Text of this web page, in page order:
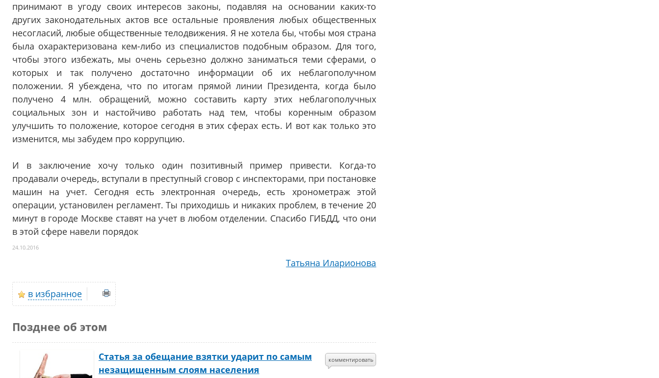
принимают в угоду своих интересов законы, подавляя на основании каких-то
других законодательных актов все остальные проявления любых общественных
несогласий, любые общественные телодвижения. Я не хотела бы, чтобы моя страна
была охарактеризована кем-либо из специалистов подобным образом. Для того,
чтобы этого избежать, мы очень серьезно должно заниматься теми сферами, о
которых и так получено достаточно информации об их неблагополучном
положении. Я убеждена, что по итогам прямой линии Президента, когда было
получено 4 млн. обращений, можно составить карту этих неблагополучных
социальных зон и настойчиво работать над тем, чтобы коренным образом
улучшить то положение, которое сегодня в этих сферах есть. И вот как только это
изменится, мы забудем про коррупцию.
И в заключение хочу только один позитивный пример привести. Когда-то
продавали очередь, вступали в преступный сговор с инспекторами, при постановке
машин на учет. Сегодня есть электронная очередь, есть хронометраж этой
операции, установилен регламент. Ты приходишь и никаких проблем, в течение 20
минут в городе Москве ставят на учет в любом отделении. Спасибо ГИБДД, что они
в этой сфере навели порядок
24.10.2016
Татьяна Иларионова
в избранное
Позднее об этом
комментировать
Статья за обещание взятки ударит по самым
незащищенным слоям населения